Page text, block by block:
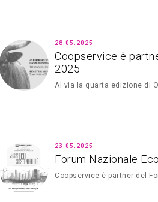
28.05.2025
Coopservice è
2025
Al via la quarta edizione di
23.05.2025
Forum Nazionale
Coopservice è partner del